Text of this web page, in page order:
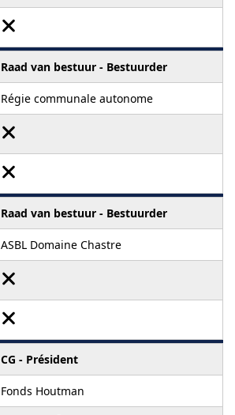
Raad van bestuur - Bestuurder
Régie communale autonome
Raad van bestuur - Bestuurder
ASBL Domaine Chastre
CG - Président
Fonds Houtman